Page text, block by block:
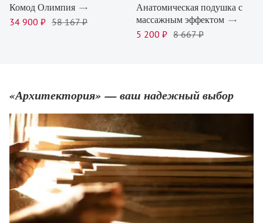
Комод Олимпия
34 900 ₽ 58 167 ₽
Анатомическая подушка с
массажным эффектом
5 200 ₽ 8 667 ₽
«Архитектория» — ваш надежный выбор